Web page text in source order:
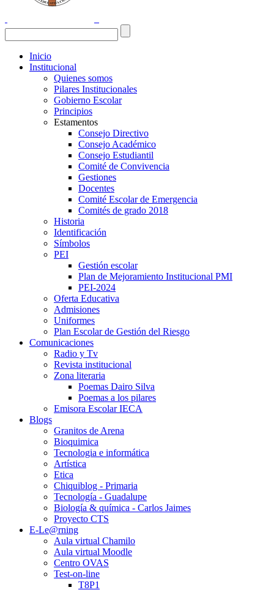
Inicio
Institucional
Quienes somos
Pilares Institucionales
Gobierno Escolar
Principios
Estamentos
Consejo Directivo
Consejo Académico
Consejo Estudiantil
Comité de Convivencia
Gestiones
Docentes
Comité Escolar de Emergencia
Comités de grado 2018
Historia
Identificación
Símbolos
PEI
Gestión escolar
Plan de Mejoramiento Institucional PMI
PEI-2024
Oferta Educativa
Admisiones
Uniformes
Plan Escolar de Gestión del Riesgo
Comunicaciones
Radio y Tv
Revista institucional
Zona literaria
Poemas Dairo Silva
Poemas a los pilares
Emisora Escolar IECA
Blogs
Granitos de Arena
Bioquimica
Tecnologia e informática
Artística
Etica
Chiquiblog - Primaria
Tecnología - Guadalupe
Biología & química - Carlos Jaimes
Proyecto CTS
E-Le@rning
Aula virtual Chamilo
Aula virtual Moodle
Centro OVAS
Test-on-line
T8P1